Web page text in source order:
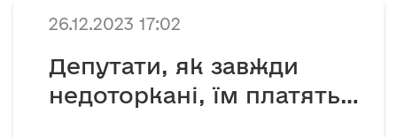
26.12.2023 17:02
Депутати, як завжди
недоторкані, їм платять